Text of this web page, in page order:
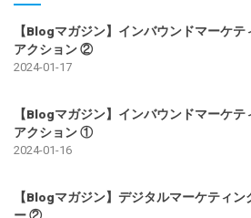
【Blogマガジン】インバウンドマーケ
アクション ②
2024-01-17
【Blogマガジン】インバウンドマーケ
アクション ①
2024-01-16
【Blogマガジン】デジタルマーケティ